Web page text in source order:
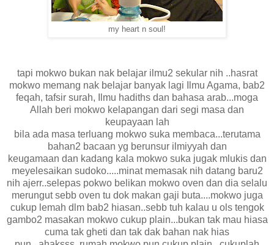
my heart n soul!
tapi mokwo bukan nak belajar ilmu2 sekular nih ..hasrat
mokwo memang nak belajar banyak lagi Ilmu Agama, bab2
feqah, tafsir surah, Ilmu hadiths dan bahasa arab...moga
Allah beri mokwo kelapangan dari segi masa dan
keupayaan lah
bila ada masa terluang mokwo suka membaca...terutama
bahan2 bacaan yg berunsur ilmiyyah dan
keugamaan dan kadang kala mokwo suka jugak mlukis dan
meyelesaikan sudoko.....minat memasak nih datang baru2
nih ajerr..selepas pokwo belikan mokwo oven dan dia selalu
merungut sebb oven tu dok makan gaji buta....mokwo juga
cukup lemah dlm bab2 hiasan..sebb tuh kalau u ols tengok
gambo2 masakan mokwo cukup plain...bukan tak mau hiasa
cuma tak gheti dan tak dak bahan nak hias